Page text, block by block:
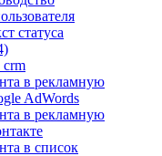
статуса
в рекламную
AdWords
в рекламную
в список